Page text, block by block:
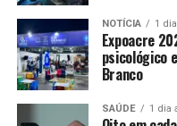
NOTÍCIA 1
Expoacre
psicológico
Branco
SAÚDE 1 dia